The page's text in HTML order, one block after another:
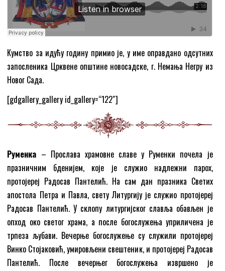
Кумство за идућу годину примио је, у име оправдано одсутних
запосленика Црквене општине новосадске, г. Немања Негру из
Новог Сада.
[gdgallery_gallery id_gallery=“122″]
Руменка – Прослава храмовне славе у Руменки почела је
празничним бденијем, које је служио надлежни парох,
протојереј Радосав Пантелић. На сам дан празника Светих
апостола Петра и Павла, свету Литургију је служио протојереј
Радосав Пантелић. У склопу литургијског славља обављен је
опход око светог храма, а после богослужења уприличена је
трпеза љубави. Вечерње богослужење су служили протојереј
Винко Стојаковић, умировљени свештеник, и протојереј Радосав
Пантелић. После вечерњег богослужења извршено је